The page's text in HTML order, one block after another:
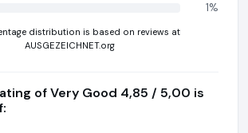
1%
distribution is based on reviews at
AUSGEZEICHNET.org
of Very Good 4,85 / 5,00 is